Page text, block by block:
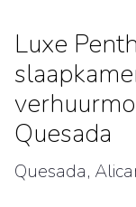
Luxe
Quesada
Quesada,